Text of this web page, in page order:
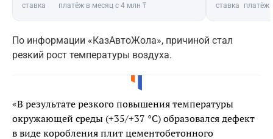
ставка платёж в месяц с 4 млн ₸ ставка платёж
По информации «КазАвтоЖола», причиной стал
резкий рост температуры воздуха.
«В результате резкого повышения температуры
окружающей среды (+35/+37 °С) образовался дефект
в виде коробления плит цементобетонного